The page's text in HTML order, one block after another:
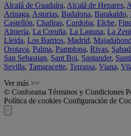
Alcalá de Guadaíra, Alcalá de Henares,
Arinaga, Asturias, Badalona, Barakaldo,
Castellón, Chafiras, Cordoba, Elche,
Almería, La Coruña, La Laguna, La
Lleida, Los Barrios, Madrid,
Orotava, Palma, Pamplona, Rivas,
San Sebastian, Sant Boi, Santander,
Sevilla, Tamaraceite, Terrassa, Viana,
Ver más >>
© Conforama Términos y Condiciones
Política de cookies Configuración de